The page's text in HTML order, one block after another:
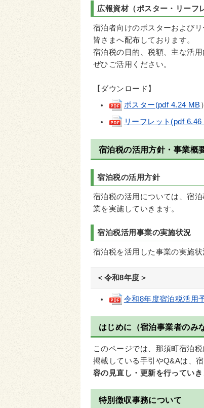
広報資材（ポスター・リーフ
宿泊者向けのポスターおよび
皆さまへ配布しております。
宿泊税の目的、税額、主な活
ぜひご活用ください。
【ダウンロード】
ポスター(pdf 4.24 MB）
リーフレット(pdf 6.46
宿泊税の活用方針・事業概
宿泊税の活用方針
宿泊税の活用については、宿
業を実施していきます。
宿泊税活用事業の実施状況
宿泊税を活用した事業の実施
＜令和8年度＞
令和8年度宿泊税活用
はじめに（宿泊事業者のみ
このページでは、那須町宿泊
掲載している手引やQ&Aは、
容の見直し・更新を行っていき
特別徴収事務について